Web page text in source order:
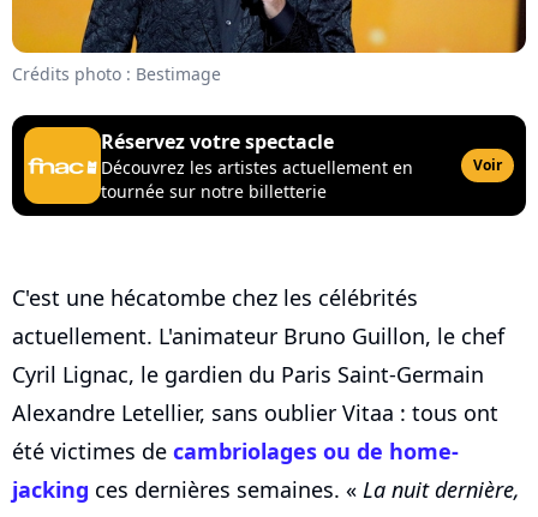
Crédits photo : Bestimage
Réservez votre spectacle
Découvrez les artistes actuellement en
tournée sur notre billetterie
Voir
C'est une hécatombe chez les célébrités
actuellement. L'animateur Bruno Guillon, le chef
Cyril Lignac, le gardien du Paris Saint-Germain
Alexandre Letellier, sans oublier Vitaa : tous ont
été victimes de cambriolages ou de home-
jacking ces dernières semaines. « La nuit dernière,